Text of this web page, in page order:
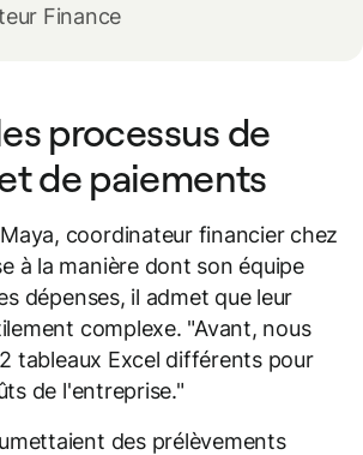
Finance
processus de
de paiements
coordinateur financier chez
à la manière dont son équipe
dépenses, il admet que leur
complexe. "Avant, nous
tableaux Excel différents pour
de l'entreprise."
des prélèvements